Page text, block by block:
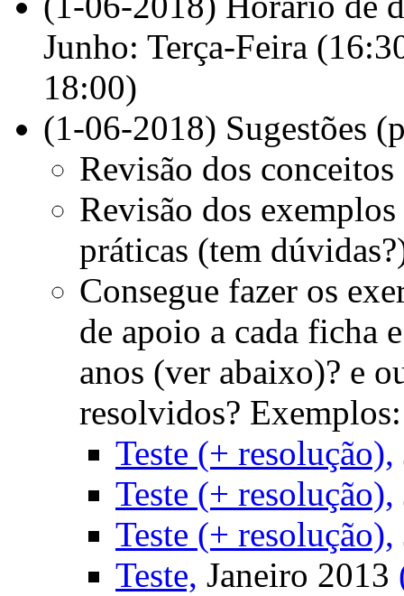
Junho: Terça-Feira
18:00)
(1-06-2018) Sugestões
Revisão dos
Revisão dos
práticas (tem
Consegue fazer os
de apoio a cada ficha
anos (ver abaixo)? e
resolvidos? Exemplos:
Teste (+ resolução),
Teste (+ resolução),
Teste (+ resolução),
Teste, Janeiro 2013